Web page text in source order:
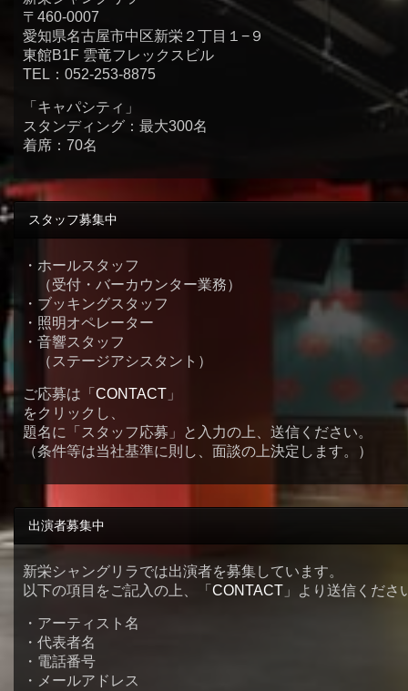
〒460-0007
愛知県名古屋市中区新栄２丁目１−９
東館B1F 雲竜フレックスビル
TEL：052-253-8875
「キャパシティ」
スタンディング：最大300名
着席：70名
スタッフ募集中
・ホールスタッフ
（受付・バーカウンター業務）
・ブッキングスタッフ
・照明オペレーター
・音響スタッフ
（ステージアシスタント）
ご応募は「 CONTACT」
をクリックし、
題名に「スタッフ応募」と入力の上、送信ください。
（条件等は当社基準に則し、面談の上決定します。）
出演者募集中
新栄シャングリラでは出演者を募集しています。
以下の項目をご記入の上、「 CONTACT」より送信くださ
・アーティスト名
・代表者名
・電話番号
・メールアドレス